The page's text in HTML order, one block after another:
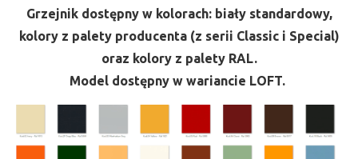
Grzejnik dostępny w kolorach: biały standardowy,
kolory z palety producenta (z serii Classic i Special)
oraz kolory z palety RAL.
Model dostępny w wariancie LOFT.